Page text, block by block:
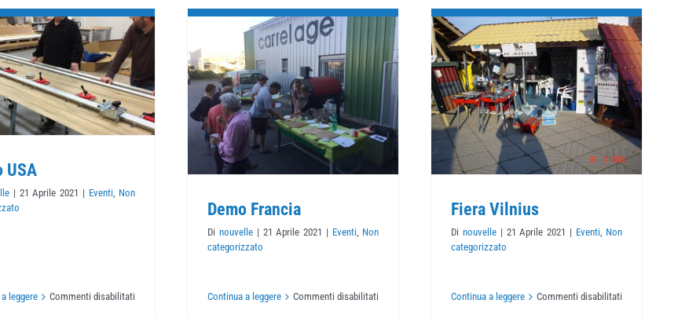
USA
| 21 Aprile 2021 | Eventi Non
leggere Commenti disabilitati
Demo Francia
Eventi Non categorizzato
Demo Francia
Di nouvelle | 21 Aprile 2021 | Eventi, Non
categorizzato
Continua a leggere Commenti disabilitati
Fiera Vilnius
Eventi Non categorizzato
Fiera Vilnius
Di nouvelle | 21 Aprile 2021 | Eventi, Non
categorizzato
Continua a leggere Commenti disabilitati